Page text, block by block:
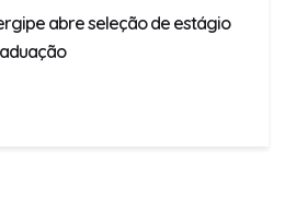
abre seleção de estágio